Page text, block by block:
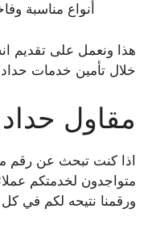
أنواع مناسبة
هذا ونعمل على تقديم
خلال تأمين خدمات
مقاول حداد
اذا كنت تبحث عن رقم
ورقمنا نتيحه لكم في